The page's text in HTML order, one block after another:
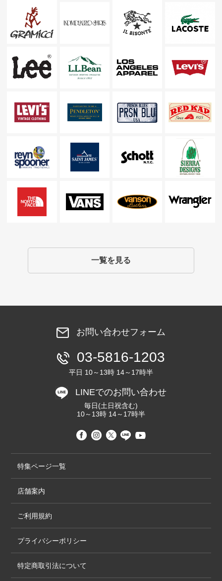
一覧を見る
お問い合わせフォーム
03-5816-1203
平日 10～13時 14～17時半
LINEでのお問い合わせ
毎日(土日祝含む)
10～13時 14～17時半
特集ページ一覧
店舗案内
ご利用規約
プライバシーポリシー
特定商取引法について